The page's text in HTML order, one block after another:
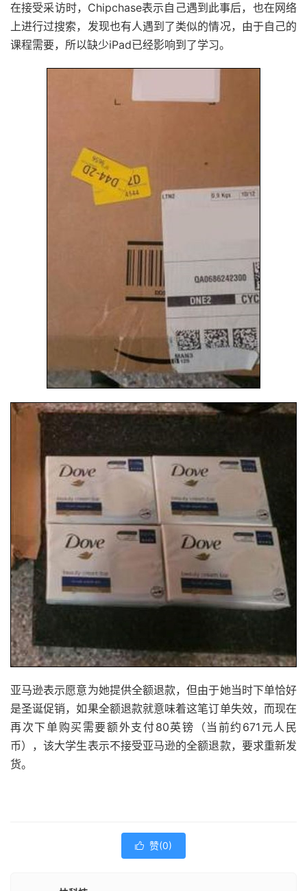
在接受采访时，Chipchase表示自己遇到此事后，也在网络
上进行过搜索，发现也有人遇到了类似的情况，由于自己的
课程需要，所以缺少iPad已经影响到了学习。
亚马逊表示愿意为她提供全额退款，但由于她当时下单恰好
是圣诞促销，如果全额退款就意味着这笔订单失效，而现在
再次下单购买需要额外支付80英镑（当前约671元人民
币），该大学生表示不接受亚马逊的全额退款，要求重新发
货。
 赞(0)